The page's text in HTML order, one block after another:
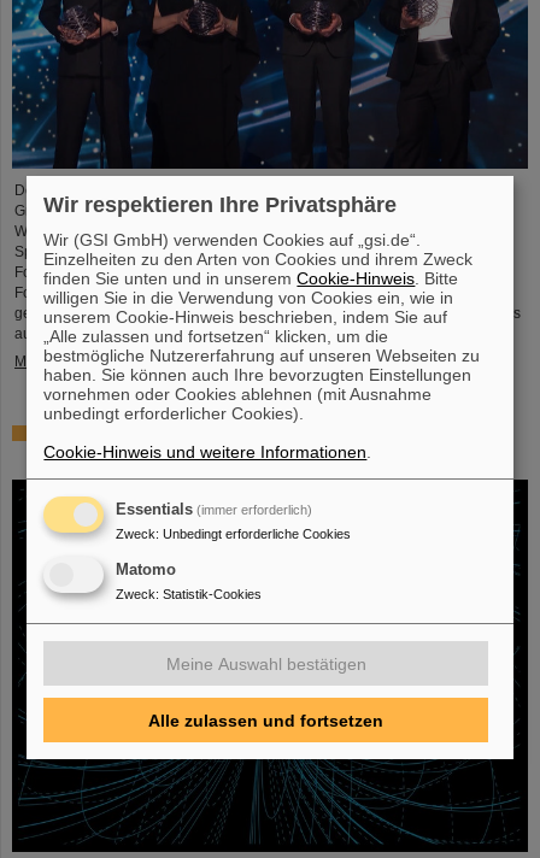
Der renommierte US-amerikanischen „Breakthrough Prize“ für
Grundlagenphysik geht in diesem Jahr an die vier
Wissenschaftskollaborationen ALICE, ATLAS, CMS, and LHCb am
Speicherring LHC (Large Hadron Collider ) des europäischen
Forschungszentrums CERN . Auch mehr als 40 frühere und aktuelle ALICE-
Forschende von GSI/FAIR sind maßgeblich daran beteiligt und wurden nun
gemeinsam mit ihren Wissenschaftskolleg*innen mit dem angesehenen Preis
ausgezeichnet, der mit drei Millionen US-Dollar dotiert ist…
Mehr »
aus einer Kernreaktion
Wir respektieren Ihre Privatsphäre
Wir (GSI GmbH) verwenden Cookies auf „gsi.de“.
Einzelheiten zu den Arten von Cookies und ihrem Zweck
finden Sie unten und in unseremCookie-Hinweis . Bitte
willigen Sie in die Verwendung von Cookies ein, wie in
unserem Cookie-Hinweis beschrieben, indem Sie auf
„Alle zulassen und fortsetzen“ klicken, um die
bestmögliche Nutzererfahrung auf unseren Webseiten zu
haben. Sie können auch Ihre bevorzugten Einstellungen
vornehmen oder Cookies ablehnen (mit Ausnahme
unbedingt erforderlicher Cookies).
Cookie-Hinweis und weitere Informationen
Essentials (immer erforderlich)
Zweck: Unbedingt erforderliche Cookies
Matomo
Zweck: Statistik-Cookies
Meine Auswahl bestätigen
Alle zulassen und fortsetzen